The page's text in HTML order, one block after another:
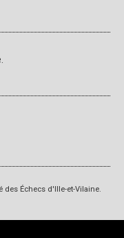
des Échecs d'Ille-et-Vilaine.